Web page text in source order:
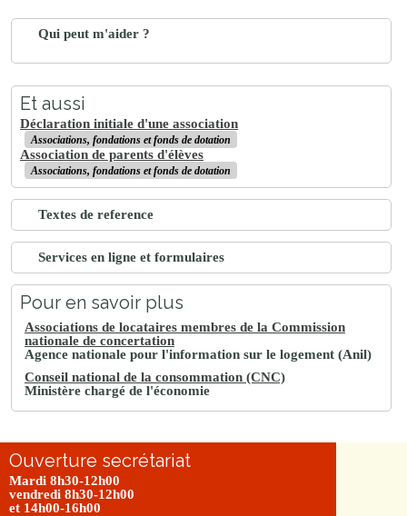
Qui peut m'aider ?
Et aussi
Déclaration initiale d'une association
Associations, fondations et fonds de dotation
Association de parents d'élèves
Associations, fondations et fonds de dotation
Textes de reference
Services en ligne et formulaires
Pour en savoir plus
Associations de locataires membres de la Commission
nationale de concertation
Agence nationale pour l'information sur le logement (Anil)
Conseil national de la consommation (CNC)
Ministère chargé de l'économie
Ouverture secrétariat
Mardi 8h30-12h00
vendredi 8h30-12h00
et 14h00-16h00